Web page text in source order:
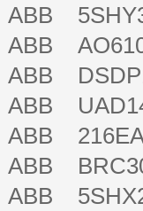
ABB
ABB
ABB
ABB
ABB
ABB
ABB